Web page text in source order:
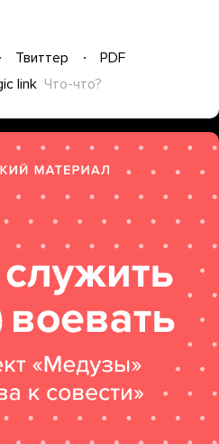
Твиттер
PDF
link Что-что?